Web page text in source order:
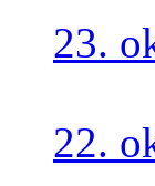
23.
22.